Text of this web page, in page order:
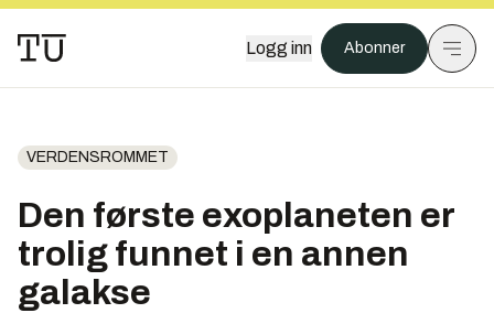
Logg inn Abonner
VERDENSROMMET
Den første exoplaneten er
trolig funnet i en annen
galakse